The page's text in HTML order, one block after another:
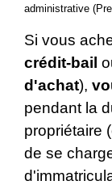
administrative
Si vous
crédit-bail
d'achat),
pendant la
propriétaire
de se